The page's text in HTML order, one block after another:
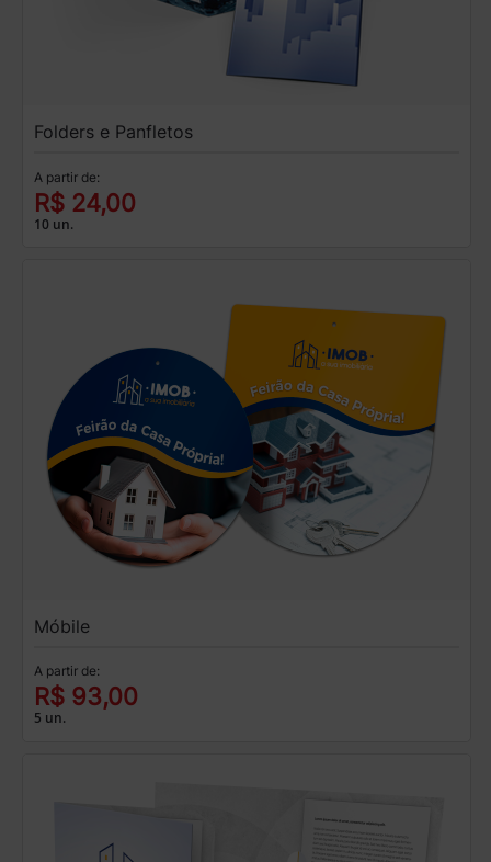
Folders e Panfletos
A partir de:
R$ 24,00
10 un.
Móbile
A partir de:
R$ 93,00
5 un.